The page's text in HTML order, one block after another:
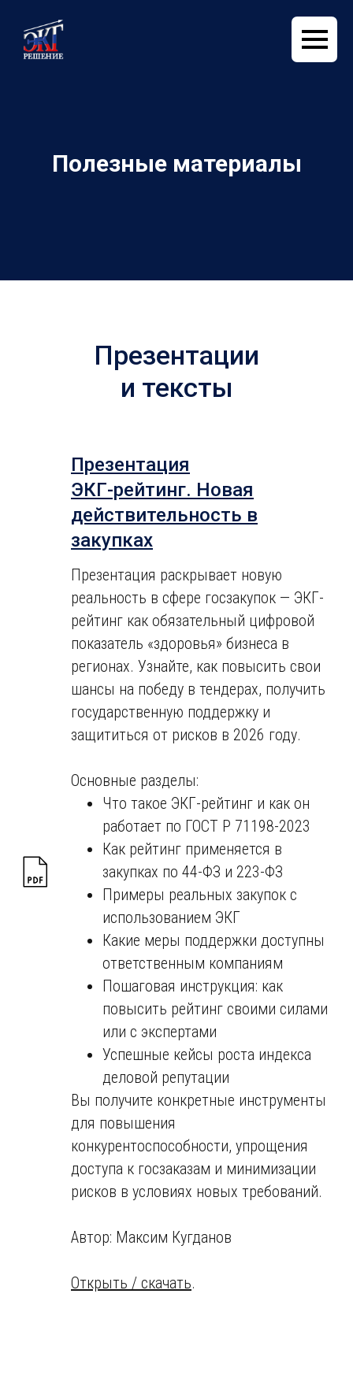
Полезные материалы
Презентации
и тексты
Презентация
ЭКГ-рейтинг. Новая
действительность в
закупках
Презентация раскрывает новую
реальность в сфере госзакупок — ЭКГ-
рейтинг как обязательный цифровой
показатель «здоровья» бизнеса в
регионах. Узнайте, как повысить свои
шансы на победу в тендерах, получить
государственную поддержку и
защититься от рисков в 2026 году.
Основные разделы:
Что такое ЭКГ-рейтинг и как он
работает по ГОСТ Р 71198-2023
Как рейтинг применяется в
закупках по 44-ФЗ и 223-ФЗ
Примеры реальных закупок с
использованием ЭКГ
Какие меры поддержки доступны
ответственным компаниям
Пошаговая инструкция: как
повысить рейтинг своими силами
или с экспертами
Успешные кейсы роста индекса
деловой репутации
Вы получите конкретные инструменты
для повышения
конкурентоспособности, упрощения
доступа к госзаказам и минимизации
рисков в условиях новых требований.
Автор: Максим Кугданов
Открыть / скачать.